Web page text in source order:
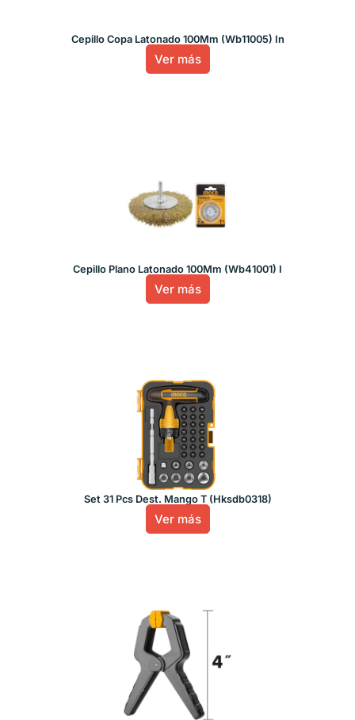
Cepillo Copa Latonado 100Mm (Wb11005) In
Ver más
Cepillo Plano Latonado 100Mm (Wb41001) I
Ver más
Set 31 Pcs Dest. Mango T (Hksdb0318)
Ver más